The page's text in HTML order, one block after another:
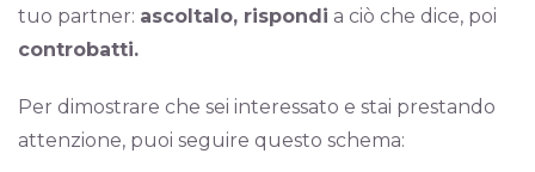
tuo partner: ascoltalo, rispondi a ciò che dice, poi
controbatti.
Per dimostrare che sei interessato e stai prestando
attenzione, puoi seguire questo schema: